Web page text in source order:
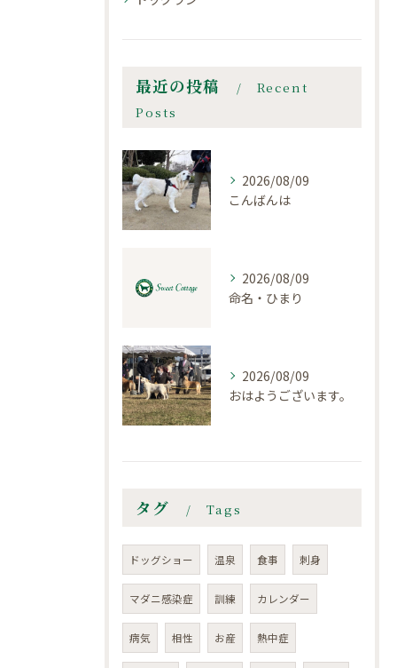
最近の投稿
Recent
Posts
2026/08/09
こんばんは
2026/08/09
命名・ひまり
2026/08/09
おはようございます。
タグ Tags
ドッグショー 温泉 食事 刺身
マダニ感染症 訓練 カレンダー
病気 相性 お産 熱中症